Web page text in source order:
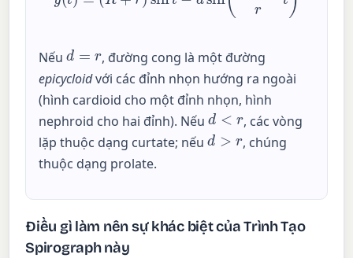
Nếud
, đường cong là một đường
epicycloidvới các đỉnh nhọn hướng ra ngoài
(hình cardioid cho một đỉnh nhọn, hình
nephroid cho hai đỉnh). Nếud <r
, các vòng
lặp thuộc dạng curtate; nếud >r
, chúng
thuộc dạng prolate.
Điều gì làm nên sự khác biệt của Trình Tạo
Spirograph này